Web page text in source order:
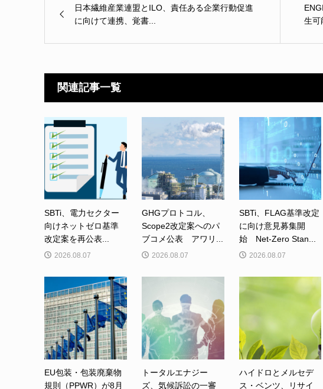
日本繊維産業連盟とILO、責任ある企業行動促進
に向けて連携、覚書...
生可
関連記事一覧
SBTi、電力セクター
向けネットゼロ基準
改定案を再公表...
2026.08.07
GHGプロトコル、
Scope2改定案へのパ
ブコメ公表 アワリ...
2026.08.07
SBTi、FLAG基準改定
に向け意見募集開
始 Net-Zero Stan...
2026.08.07
EU包装・包装廃棄物
規則（PPWR）が8月
トータルエナジー
ズ、気候訴訟の一審
ハイドロとメルセデ
ス・ベンツ、リサイ